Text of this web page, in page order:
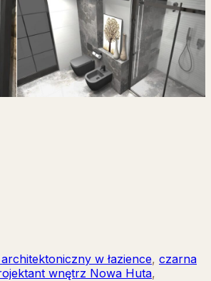
w łazience, czarna
wnętrz Nowa Huta,